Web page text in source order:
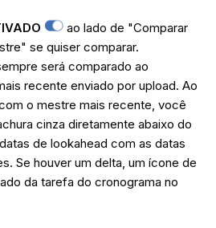
ao lado de "Comparar
se quiser comparar.
será comparado ao
recente enviado por upload. Ao
o mestre mais recente, você
cinza diretamente abaixo do
de lookahead com as datas
Se houver um delta, um ícone de
da tarefa do cronograma no